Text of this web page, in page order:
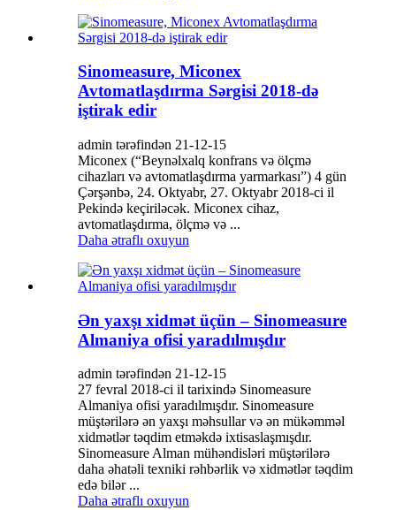
Sinomeasure, Miconex
Avtomatlaşdırma Sərgisi 2018-də
iştirak edir
admin tərəfindən 21-12-15
Miconex (“Beynəlxalq konfrans və ölçmə
cihazları və avtomatlaşdırma yarmarkası”) 4 gün
Çərşənbə, 24. Oktyabr, 27. Oktyabr 2018-ci il
Pekində keçiriləcək. Miconex cihaz,
avtomatlaşdırma, ölçmə və ...
Daha ətraflı oxuyun
Ən yaxşı xidmət üçün – Sinomeasure
Almaniya ofisi yaradılmışdır
admin tərəfindən 21-12-15
27 fevral 2018-ci il tarixində Sinomeasure
Almaniya ofisi yaradılmışdır. Sinomeasure
müştərilərə ən yaxşı məhsullar və ən mükəmməl
xidmətlər təqdim etməkdə ixtisaslaşmışdır.
Sinomeasure Alman mühəndisləri müştərilərə
daha əhatəli texniki rəhbərlik və xidmətlər təqdim
edə bilər ...
Daha ətraflı oxuyun